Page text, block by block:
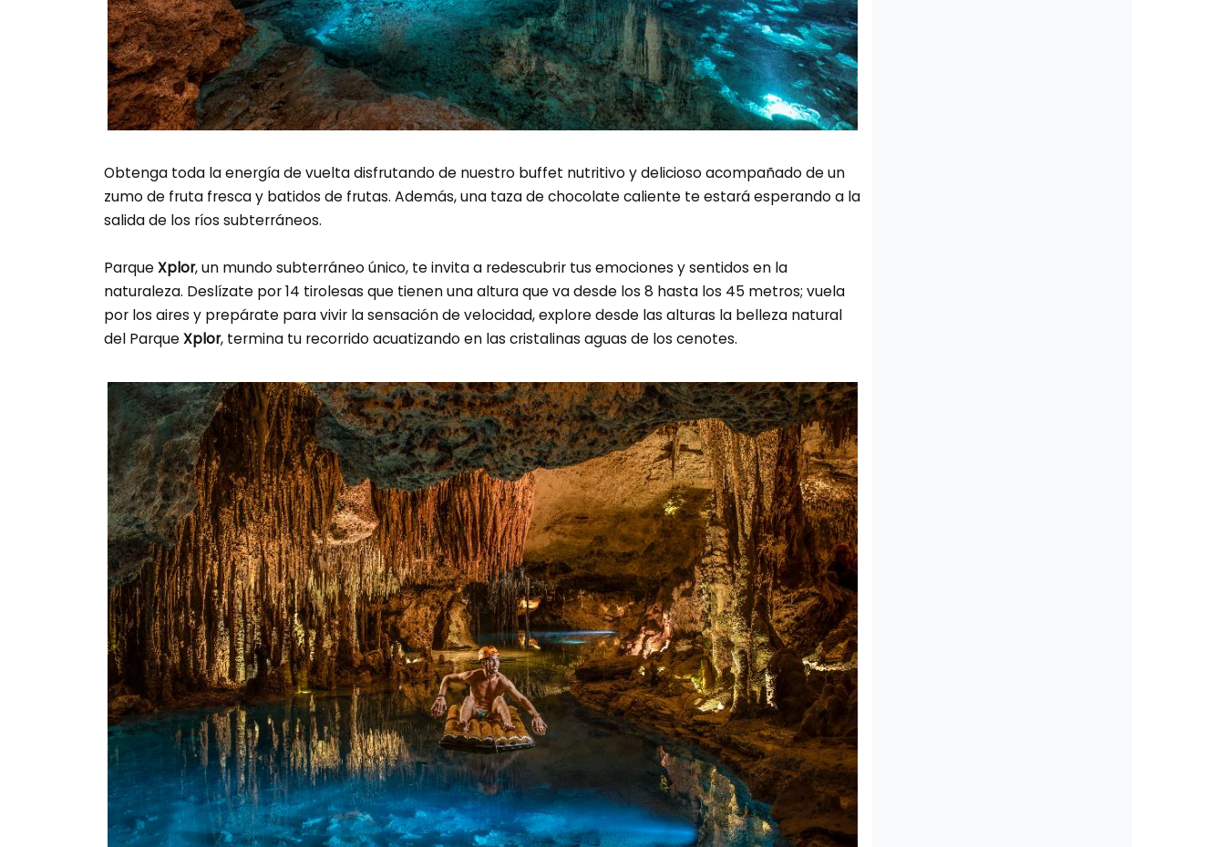
Obtenga toda la energía de vuelta disfrutando de nuestro buffet nutritivo y delicioso acompañado de un
zumo de fruta fresca y batidos de frutas. Además, una taza de chocolate caliente te estará esperando a la
salida de los ríos subterráneos.
ParqueXplor, un mundo subterráneo único, te invita a redescubrir tus emociones y sentidos en la
naturaleza. Deslízate por 14 tirolesas que tienen una altura que va desde los 8 hasta los 45 metros; vuela
por los aires y prepárate para vivir la sensación de velocidad, explore desde las alturas la belleza natural
del ParqueXplor, termina tu recorrido acuatizando en las cristalinas aguas de los cenotes.